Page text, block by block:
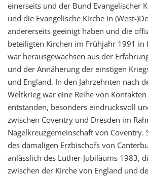
einerseits und der Bund Evangelischer
und die Evangelische Kirche in (West-
andererseits geeinigt haben und die
beteiligten Kirchen im Frühjahr 1991 in
war herausgewachsen aus der
und der Annäherung der einstigen
und England. In den Jahrzehnten nach
Weltkrieg war eine Reihe von
entstanden, besonders eindrucksvoll
zwischen Coventry und Dresden im
Nagelkreuzgemeinschaft von Coventry.
des damaligen Erzbischofs von
anlässlich des Luther-Jubiläums 1983,
zwischen der Kirche von England und